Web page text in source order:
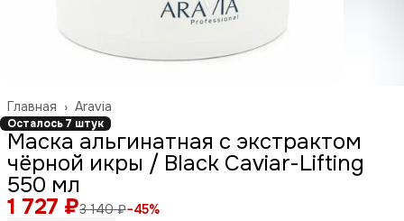
Aravia
Главная ›
Осталось 7 штук
Маска альгинатная с экстрактом
чёрной икры / Black Caviar-Lifting
550 мл
1 727 ₽3 140 ₽−45%